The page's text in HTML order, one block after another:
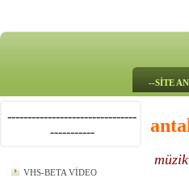
--SİTE
--------------------------------
-----------
VHS-BETA VİDEO